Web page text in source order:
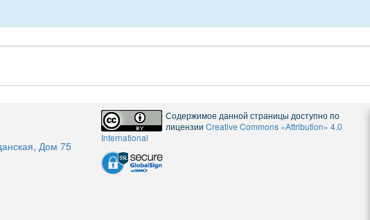
Дом 75
Содержимое данной страницы доступно по
лицензии Creative Commons «Attribution» 4.0
International